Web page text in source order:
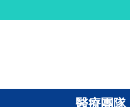
醫療團隊